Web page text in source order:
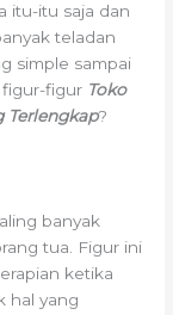
itu-itu saja dan
teladan
simple sampai
figur-figur Toko
Terlengkap?
banyak
tua. Figur ini
ketika
hal yang